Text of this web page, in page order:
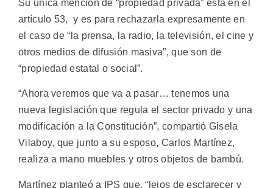
Su única mención de “propiedad privada” está en el
artículo 53, y es para rechazarla expresamente en
el caso de “la prensa, la radio, la televisión, el cine y
otros medios de difusión masiva”, que son de
“propiedad estatal o social”.
“Ahora veremos que va a pasar… tenemos una
nueva legislación que regula el sector privado y una
modificación a la Constitución”, compartió Gisela
Vilaboy, que junto a su esposo, Carlos Martínez,
realiza a mano muebles y otros objetos de bambú.
Martínez planteó a IPS que, “lejos de esclarecer y